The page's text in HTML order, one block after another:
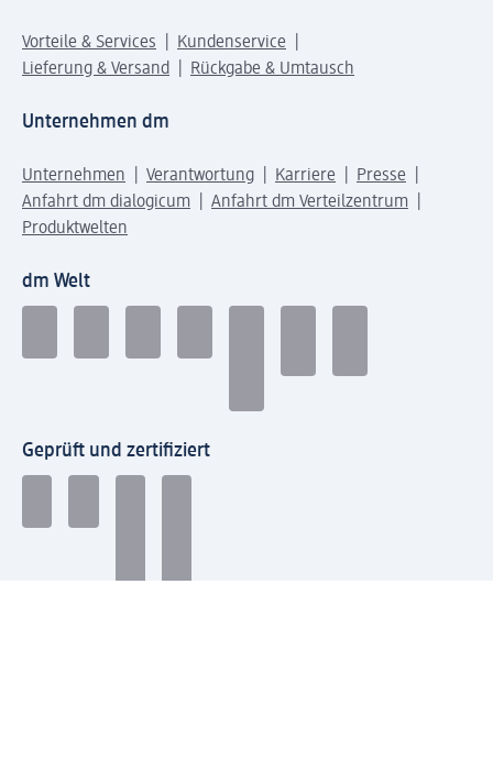
Vorteile & Services
Kundenservice
Lieferung & Versand
Rückgabe & Umtausch
Unternehmen dm
Unternehmen Verantwortung Karriere
Presse
Anfahrt dm dialogicum
Anfahrt dm Verteilzentrum
Produktwelten
dm Welt
Geprüft und zertifiziert